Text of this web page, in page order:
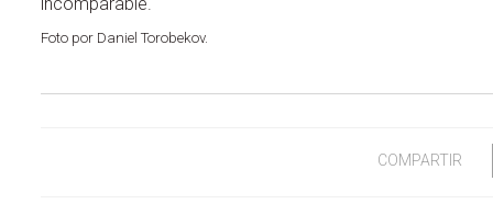
Foto por Daniel Torobekov.
COMPARTIR